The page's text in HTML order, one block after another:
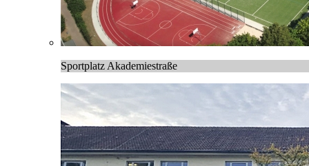
Sportplatz Akademiestraße